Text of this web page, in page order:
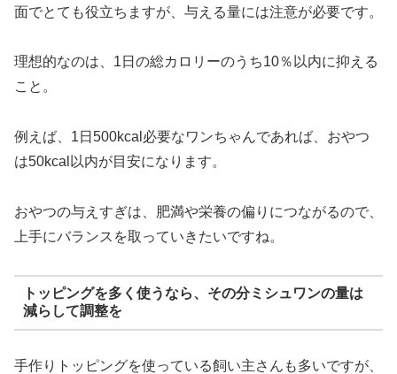
面でとても役立ちますが、与える量には注意が必要です。
理想的なのは、1日の総カロリーのうち10％以内に抑える
こと。
例えば、1日500kcal必要なワンちゃんであれば、おやつ
は50kcal以内が目安になります。
おやつの与えすぎは、肥満や栄養の偏りにつながるので、
上手にバランスを取っていきたいですね。
トッピングを多く使うなら、その分ミシュワンの量は
減らして調整を
手作りトッピングを使っている飼い主さんも多いですが、